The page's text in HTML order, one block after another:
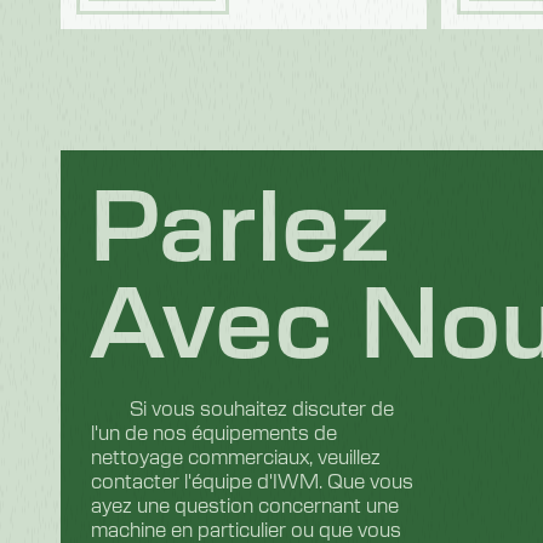
Parlez
Avec
Si vous souhaitez discuter de
l'un de nos équipements de
nettoyage commerciaux, veuillez
contacter l'équipe d'IWM. Que vous
ayez une question concernant une
machine en particulier ou que vous